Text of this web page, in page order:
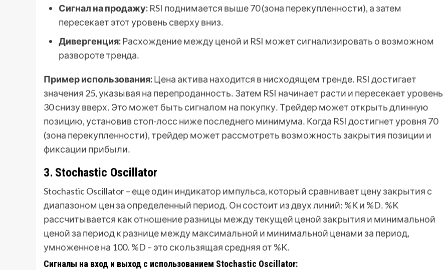
Сигнал на продажу: RSI поднимается выше 70 (зона перекупленности), а затем
пересекает этот уровень сверху вниз․
Дивергенция:Расхождение между ценой и RSI может сигнализировать о возможном
развороте тренда․
Пример использования:Цена актива находится в нисходящем тренде․ RSI достигает
значения 25, указывая на перепроданность․ Затем RSI начинает расти и пересекает уровень
30 снизу вверх․ Это может быть сигналом на покупку․ Трейдер может открыть длинную
позицию, установив стоп-лосс ниже последнего минимума․ Когда RSI достигнет уровня 70
(зона перекупленности), трейдер может рассмотреть возможность закрытия позиции и
фиксации прибыли․
3․ Stochastic Oscillator
Stochastic Oscillator – еще один индикатор импульса, который сравнивает цену закрытия с
диапазоном цен за определенный период․ Он состоит из двух линий: %K и %D․ %K
рассчитывается как отношение разницы между текущей ценой закрытия и минимальной
ценой за период к разнице между максимальной и минимальной ценами за период,
умноженное на 100․ %D – это скользящая средняя от %K․
Сигналы на вход и выход с использованием Stochastic Oscillator: